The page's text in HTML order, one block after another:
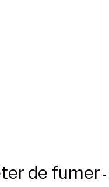
de fumer -